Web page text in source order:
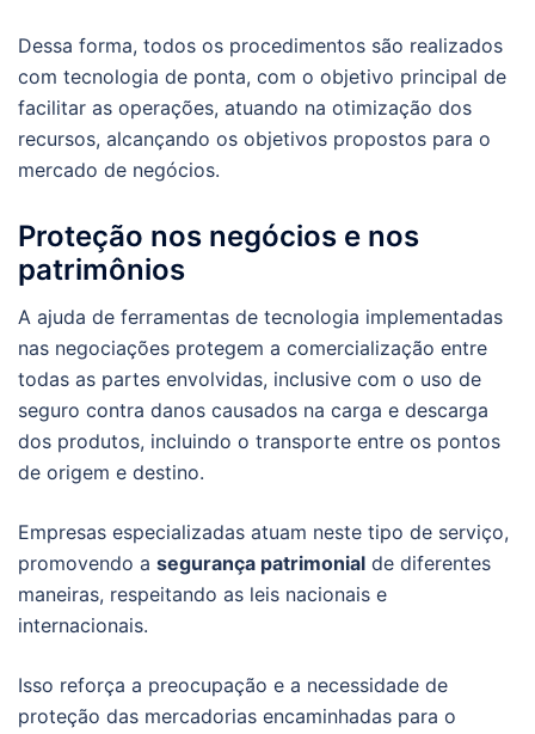
Dessa forma, todos os procedimentos são realizados
com tecnologia de ponta, com o objetivo principal de
facilitar as operações, atuando na otimização dos
recursos, alcançando os objetivos propostos para o
mercado de negócios.
Proteção nos negócios e nos
patrimônios
A ajuda de ferramentas de tecnologia implementadas
nas negociações protegem a comercialização entre
todas as partes envolvidas, inclusive com o uso de
seguro contra danos causados na carga e descarga
dos produtos, incluindo o transporte entre os pontos
de origem e destino.
Empresas especializadas atuam neste tipo de serviço,
promovendo a segurança patrimonial de diferentes
maneiras, respeitando as leis nacionais e
internacionais.
Isso reforça a preocupação e a necessidade de
proteção das mercadorias encaminhadas para o